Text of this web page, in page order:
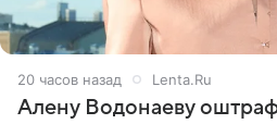
20 часов назад Lenta.Ru
Алену Водонаеву